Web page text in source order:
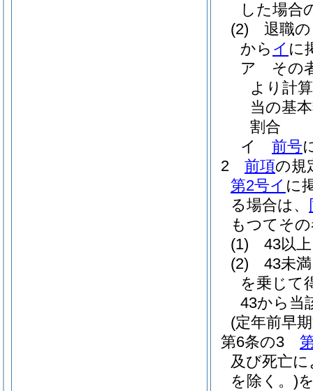
した場合
(2)
退職
から イ に
ア
その
より計
当の基
割合
イ
前号
2
前項の規
第2号イ に
る場合は、
もつてそ
(1)
43以
(2)
43未
を乗じて
43から当
(定年前早
第6条の3
及び死亡
を除く。)